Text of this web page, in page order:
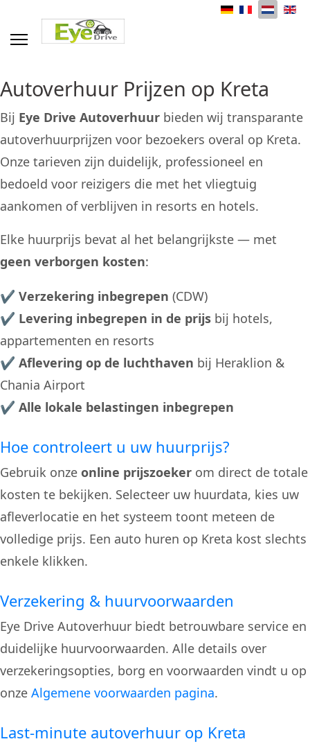
Autoverhuur Prijzen op Kreta
Bij Eye Drive Autoverhuur bieden wij transparante
autoverhuurprijzen voor bezoekers overal op Kreta.
Onze tarieven zijn duidelijk, professioneel en
bedoeld voor reizigers die met het vliegtuig
aankomen of verblijven in resorts en hotels.
Elke huurprijs bevat al het belangrijkste — met
geen verborgen kosten:
✔ Verzekering inbegrepen (CDW)
✔ Levering inbegrepen in de prijs bij hotels,
appartementen en resorts
✔ Aflevering op de luchthaven bij Heraklion &
Chania Airport
✔ Alle lokale belastingen inbegrepen
Hoe controleert u uw huurprijs?
Gebruik onze online prijszoeker om direct de totale
kosten te bekijken. Selecteer uw huurdata, kies uw
afleverlocatie en het systeem toont meteen de
volledige prijs. Een auto huren op Kreta kost slechts
enkele klikken.
Verzekering & huurvoorwaarden
Eye Drive Autoverhuur biedt betrouwbare service en
duidelijke huurvoorwaarden. Alle details over
verzekeringsopties, borg en voorwaarden vindt u op
onze Algemene voorwaarden pagina.
Last-minute autoverhuur op Kreta